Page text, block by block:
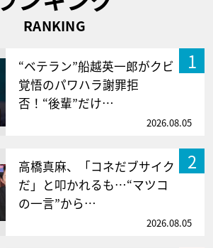
RANKING
1
“ベテラン”船越英一郎がクビ
覚悟のパワハラ謝罪拒
否！“後輩”だけ…
2026.08.05
2
高橋真麻、「コネだブサイク
だ」と叩かれるも…“マツコ
の一言”から…
2026.08.05